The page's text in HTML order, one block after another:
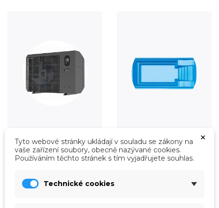
Prohlédnout Prohlédnout
×
Tyto webové stránky ukládají v souladu se zákony na
vaše zařízení soubory, obecně nazývané cookies.
Používáním těchto stránek s tím vyjadřujete souhlas.
Technické cookies